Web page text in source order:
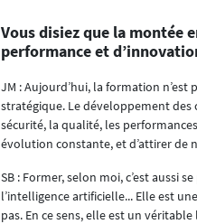
Vous disiez que la montée
performance et
JM : Aujourd’hui, la formation
stratégique. Le développement des
sécurité, la qualité, les
évolution constante, et d’attirer de
SB : Former, selon moi, c’est aussi
l’intelligence artificielle... Elle est
pas. En ce sens, elle est un